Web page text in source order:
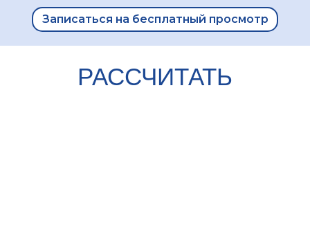
Записаться на бесплатный просмотр
РАССЧИТАТЬ